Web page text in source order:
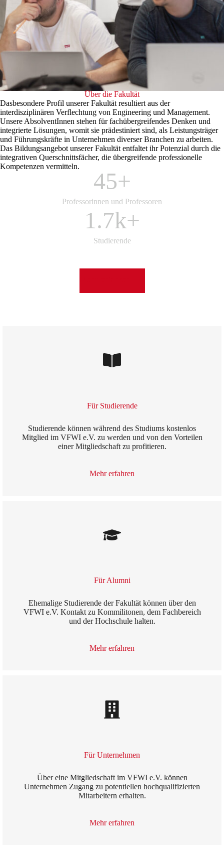
Über die Fakultät
Dasbesondere Profil unserer Fakultät resultiert aus der
interdisziplinären Verflechtung von Engineering und Management.
Unsere AbsolventInnen stehen für fachübergreifendes Denken und
integrierte Lösungen, womit sie prädestiniert sind, als Leistungsträger
und Führungskräfte in Unternehmen diverser Branchen zu arbeiten.
Das Bildungsangebot unserer Fakultät entfaltet ihr Potenzial durch die
integrativen Querschnittsfächer, die übergreifende professionelle
Kompetenzen vermitteln.
45+
Professorinnen und Professoren
1.7k+
Studierende
Für Studierende
Studierende können während des Studiums kostenlos
Mitglied im VFWI e.V. zu werden und von den Vorteilen
einer Mitgliedschaft zu profitieren.
Mehr erfahren
Für Alumni
Ehemalige Studierende der Fakultät können über den
VFWI e.V. Kontakt zu Kommilitonen, dem Fachbereich
und der Hochschule halten.
Mehr erfahren
Für Unternehmen
Über eine Mitgliedschaft im VFWI e.V. können
Unternehmen Zugang zu potentiellen hochqualifizierten
Mitarbeitern erhalten.
Mehr erfahren